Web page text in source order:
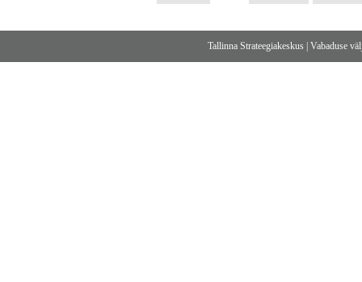
Tallinna Strateegiakeskus Vabaduse